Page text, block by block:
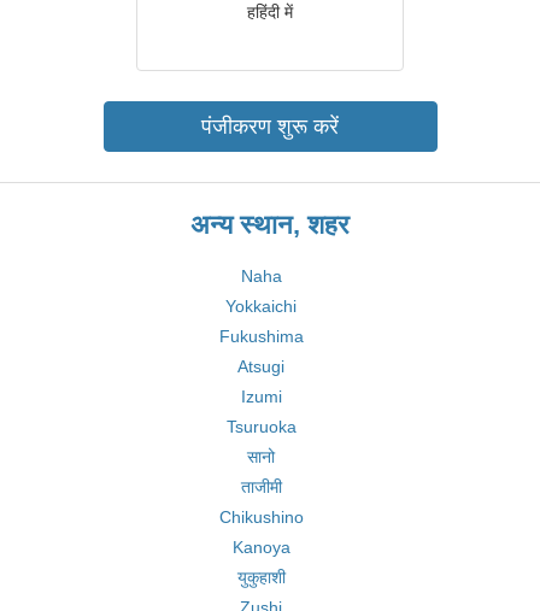
हहिंदी में
पंजीकरण शुरू करें
अन्य स्थान, शहर
Naha
Yokkaichi
Fukushima
Atsugi
Izumi
Tsuruoka
सानो
ताजीमी
Chikushino
Kanoya
युकुहाशी